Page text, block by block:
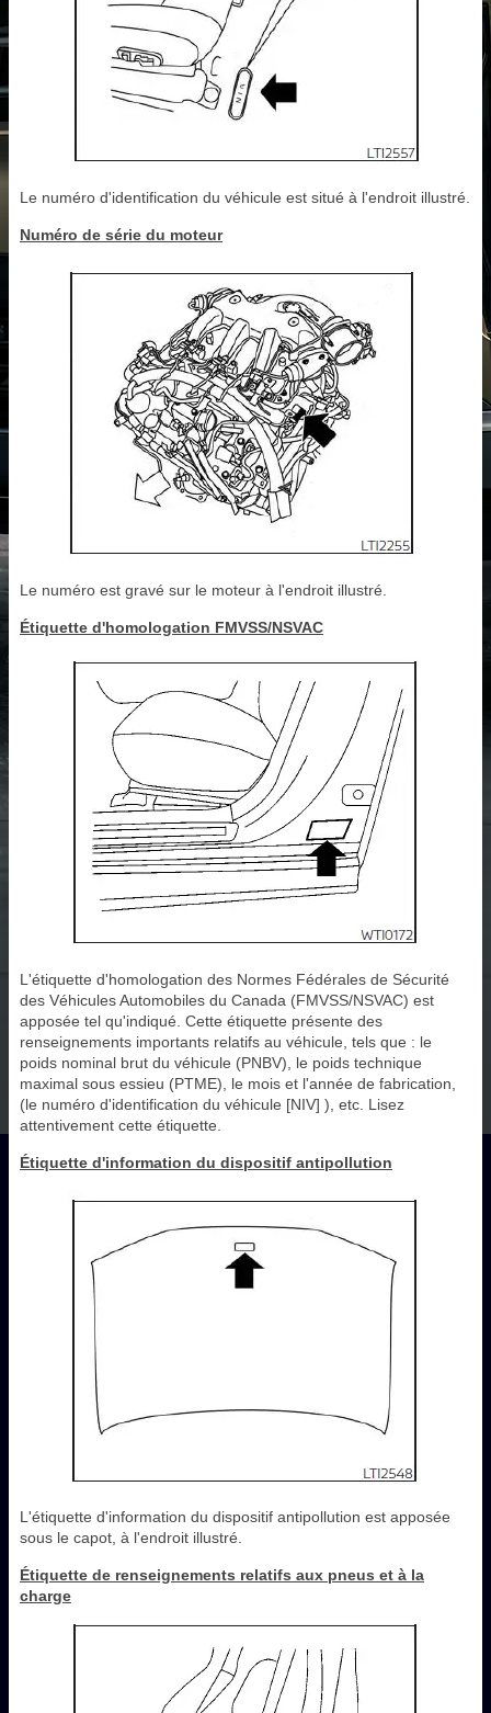
Le numéro d'identification du véhicule est situé à l'endroit illustré.
Numéro de série du moteur
Le numéro est gravé sur le moteur à l'endroit illustré.
Étiquette d'homologation FMVSS/NSVAC
L'étiquette d'homologation des Normes Fédérales de Sécurité
des Véhicules Automobiles du Canada (FMVSS/NSVAC) est
apposée tel qu'indiqué. Cette étiquette présente des
renseignements importants relatifs au véhicule, tels que : le
poids nominal brut du véhicule (PNBV), le poids technique
maximal sous essieu (PTME), le mois et l'année de fabrication,
(le numéro d'identification du véhicule [NIV] ), etc. Lisez
attentivement cette étiquette.
Étiquette d'information du dispositif antipollution
L'étiquette d'information du dispositif antipollution est apposée
sous le capot, à l'endroit illustré.
Étiquette de renseignements relatifs aux pneus et à la
charge